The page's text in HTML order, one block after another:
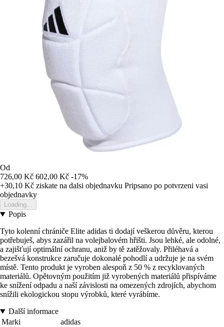
Od
726,00 Kč 602,00 Kč -17%
+30,10 Kč ziskate na dalsi objednavku Pripsano po potvrzeni vasi
objednavky
Loading...
Popis
Tyto kolenní chrániče Elite adidas ti dodají veškerou důvěru, kterou
potřebuješ, abys zazářil na volejbalovém hřišti. Jsou lehké, ale odolné,
a zajišťují optimální ochranu, aniž by tě zatěžovaly. Přiléhavá a
bezešvá konstrukce zaručuje dokonalé pohodlí a udržuje je na svém
místě. Tento produkt je vyroben alespoň z 50 % z recyklovaných
materiálů. Opětovným použitím již vyrobených materiálů přispíváme
ke snížení odpadu a naší závislosti na omezených zdrojích, abychom
snížili ekologickou stopu výrobků, které vyrábíme.
Další informace
Marki
adidas